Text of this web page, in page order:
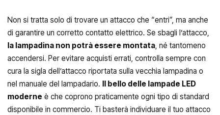
Non si tratta solo di trovare un attacco che “entri”, ma anche
di garantire un corretto contatto elettrico. Se sbagli l’attacco,
la lampadina non potrà essere montata, né tantomeno
accendersi. Per evitare acquisti errati, controlla sempre con
cura la sigla dell’attacco riportata sulla vecchia lampadina o
nel manuale del lampadario.
Il bello delle lampade LED
moderne è che coprono praticamente ogni tipo di standard
disponibile in commercio. Ti basterà individuare il tuo attacco